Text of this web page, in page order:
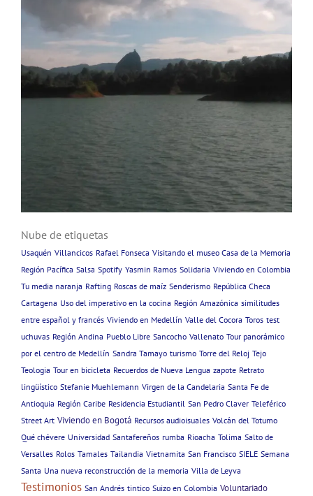
Nube de etiquetas
Usaquén Villancicos Rafael Fonseca Visitando el museo Casa de la Memoria
Región Pacífica Salsa Spotify Yasmin Ramos Solidaria Viviendo en Colombia
Tu media naranja Rafting Roscas de maíz Senderismo República Checa
Cartagena Uso del imperativo en la cocina Región Amazónica similitudes
entre español y francés Viviendo en Medellín Valle del Cocora Toros test
uchuvas Región Andina Pueblo Libre Sancocho Vallenato Tour panorámico
por el centro de Medellín Sandra Tamayo turismo Torre del Reloj Tejo
Teologia Tour en bicicleta Recuerdos de Nueva Lengua zapote Retrato
lingüístico Stefanie Muehlemann Virgen de la Candelaria Santa Fe de
Antioquia Región Caribe Residencia Estudiantil San Pedro Claver Teleférico
Street Art Viviendo en Bogotá Recursos audioisuales Volcán del Totumo
Qué chévere Universidad Santafereños rumba Rioacha Tolima Salto de
Versalles Rolos Tamales Tailandia Vietnamita San Francisco SIELE Semana
Santa Una nueva reconstrucción de la memoria Villa de Leyva
Testimonios San Andrés tintico Suizo en Colombia Voluntariado